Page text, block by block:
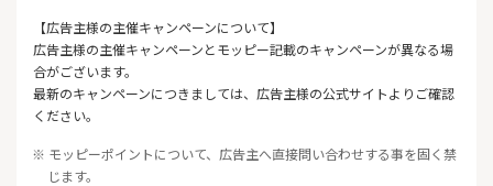
【広告主様の主催キャンペーンについて】
広告主様の主催キャンペーンとモッピー記載のキャンペーンが異なる場
合がございます。
最新のキャンペーンにつきましては、広告主様の公式サイトよりご確認
ください。
※ モッピーポイントについて、広告主へ直接問い合わせする事を固く禁
じます。